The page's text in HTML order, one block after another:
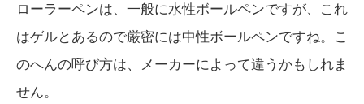
ローラーペンは、一般に水性ボールペンですが、これ
はゲルとあるので厳密には中性ボールペンですね。こ
のへんの呼び方は、メーカーによって違うかもしれま
せん。